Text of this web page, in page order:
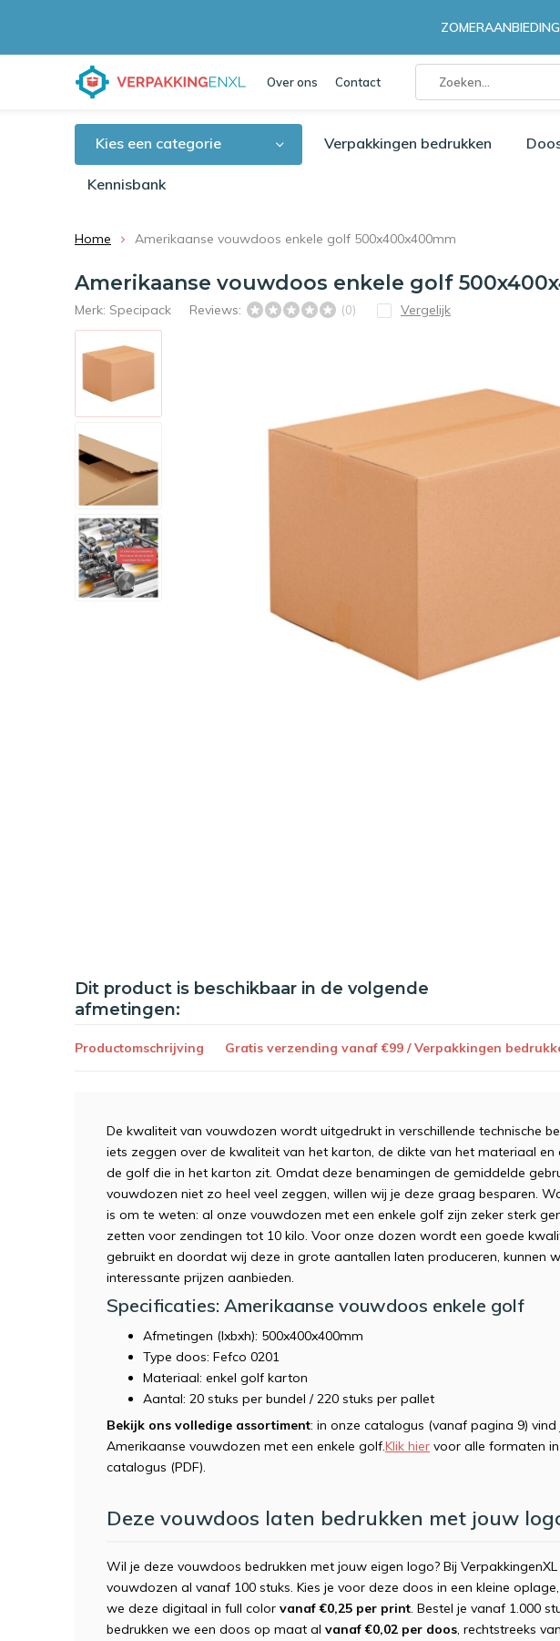
Over ons Contact
Kies een categorie Verpakkingen bedrukken
Kennisbank
Home Amerikaanse vouwdoos enkele golf 500x400x400mm
Amerikaanse vouwdoos enkele golf
Merk: Specipack Reviews: (0) Vergelijk
Dit product is beschikbaar in de volgende
afmetingen:
Productomschrijving Gratis verzending vanaf €99 / Verpakkingen
De kwaliteit van vouwdozen wordt uitgedrukt in verschillende technische
iets zeggen over de kwaliteit van het karton, de dikte van het materiaal en
de golf die in het karton zit. Omdat deze benamingen de gemiddelde
vouwdozen niet zo heel veel zeggen, willen wij je deze graag besparen.
is om te weten: al onze vouwdozen met een enkele golf zijn zeker sterk
zetten voor zendingen tot 10 kilo. Voor onze dozen wordt een goede
gebruikt en doordat wij deze in grote aantallen laten produceren, kunnen
interessante prijzen aanbieden.
Specificaties: Amerikaanse vouwdoos enkele golf
Afmetingen (lxbxh): 500x400x400mm
Type doos: Fefco 0201
Materiaal: enkel golf karton
Aantal: 20 stuks per bundel / 220 stuks per pallet
Bekijk ons volledige assortiment: in onze catalogus (vanaf pagina 9)
Amerikaanse vouwdozen met een enkele golf.Klik hier voor alle formaten
catalogus (PDF).
Deze vouwdoos laten bedrukken met jouw
Wil je deze vouwdoos bedrukken met jouw eigen logo? Bij VerpakkingenXL
vouwdozen al vanaf 100 stuks. Kies je voor deze doos in een kleine
we deze digitaal in full color vanaf €0,25 per print. Bestel je vanaf 1.000
bedrukken we een doos op maat al vanaf €0,02 per doos, rechtstreeks